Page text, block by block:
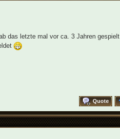
das letzte mal vor ca. 3 Jahren gespielt
Quote